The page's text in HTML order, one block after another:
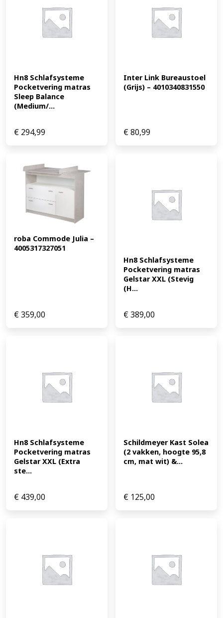
Hn8 Schlafsysteme
Pocketvering matras
Sleep Balance
(Medium/...
€ 294,99
Inter Link Bureaustoel
(Grijs) – 4010340831550
€80,99
roba Commode Julia –
4005317327051
€359,00
Hn8 Schlafsysteme
Pocketvering matras
Gelstar XXL (Stevig
(H...
€389,00
Hn8 Schlafsysteme
Pocketvering matras
Gelstar XXL (Extra
ste...
€ 439,00
Schildmeyer Kast Solea
(2 vakken, hoogte 95,8
cm, mat wit) &...
€ 125,00